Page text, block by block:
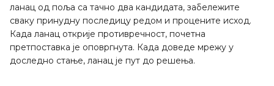
ланац од поља са тачно два кандидата, забележите
сваку принудну последицу редом и процените исход.
Када ланац открије противречност, почетна
претпоставка је оповргнута. Када доведе мрежу у
доследно стање, ланац је пут до решења.